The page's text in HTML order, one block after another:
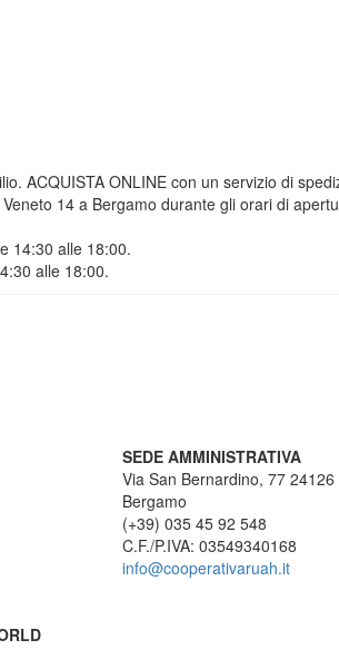
ACQUISTA ONLINE con un servizio di
14 a Bergamo durante gli orari di
14:30 alle 18:00.
alle 18:00.
SEDE AMMINISTRATIVA
Via San Bernardino, 77 24126
Bergamo
(+39) 035 45 92 548
C.F./P.IVA: 03549340168
info@cooperativaruah.it